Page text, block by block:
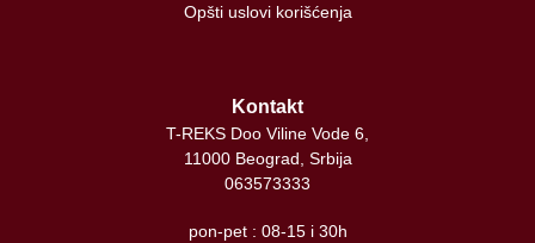
Opšti uslovi korišćenja
Kontakt
T-REKS Doo Viline Vode 6,
11000 Beograd, Srbija
063573333
pon-pet : 08-15 i 30h